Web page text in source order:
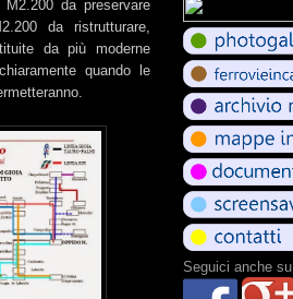
da preservare
da ristrutturare,
da più moderne
quando le
Seguici anche su